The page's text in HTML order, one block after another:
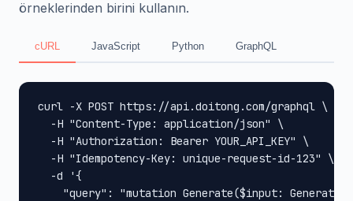
örneklerinden birini kullanın.
cURL JavaScript Python GraphQL
curl -X POST https://api.doitong.com/graphql \
  -H "Content-Type: application/json" \
  -H "Authorization: Bearer YOUR_API_KEY" \
  -H "Idempotency-Key: unique-request-id-123" \
  -d '{
"query": "mutation Generate($input: